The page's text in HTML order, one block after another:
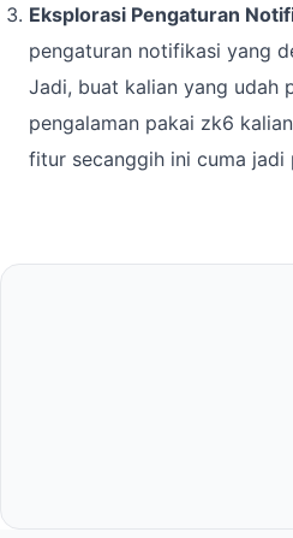
Eksplorasi Pengaturan
pengaturan notifikasi yang
Jadi, buat kalian yang udah
pengalaman pakai zk6
fitur secanggih ini cuma jadi